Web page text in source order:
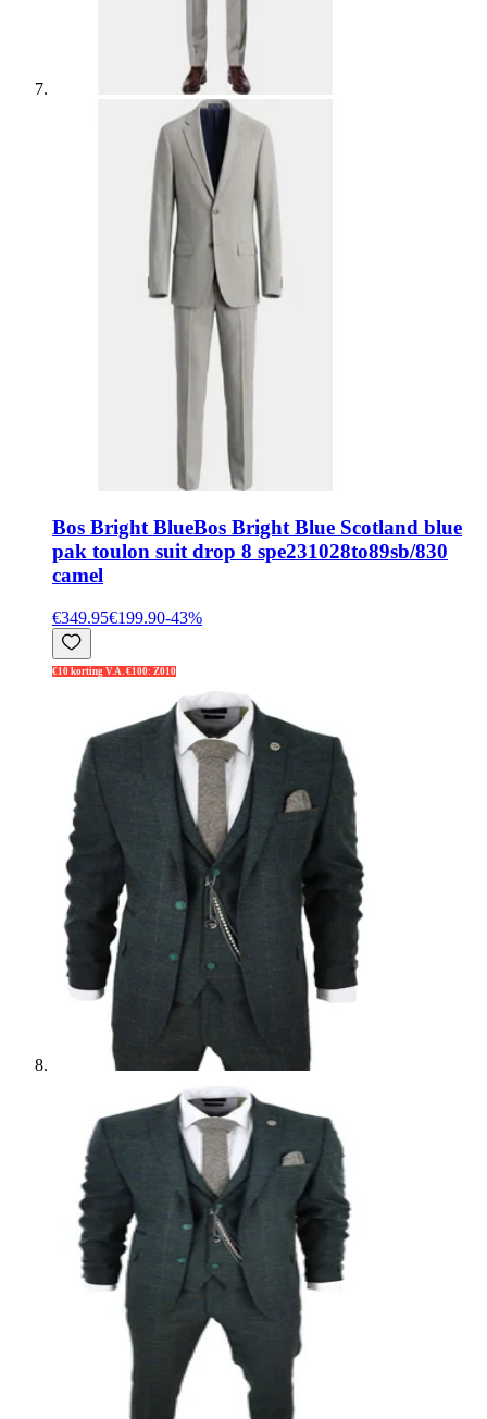
Bos Bright BlueBos Bright Blue Scotland blue
pak toulon suit drop 8 spe231028to89sb/830
camel
€349.95€199.90-43%
€10 korting V.A. €100: Z010